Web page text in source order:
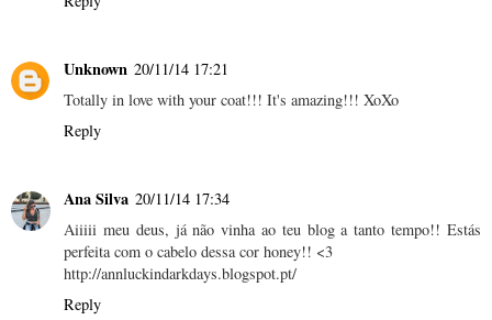
Unknown 20/11/14 17:21
Totally in love with your coat!!! It's amazing!!! XoXo
Reply
Ana Silva 20/11/14 17:34
Aiiiii meu deus, já não vinha ao teu blog a tanto tempo!! Estás
perfeita com o cabelo dessa cor honey!! <3
http://annluckindarkdays.blogspot.pt/
Reply